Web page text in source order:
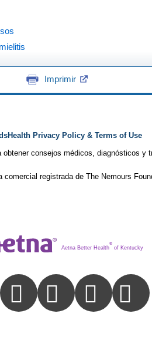
Imprimir
Privacy Policy & Terms of Use
consejos médicos, diagnósticos y
registrada de The Nemours
Aetna Better Health
®
of Kentucky